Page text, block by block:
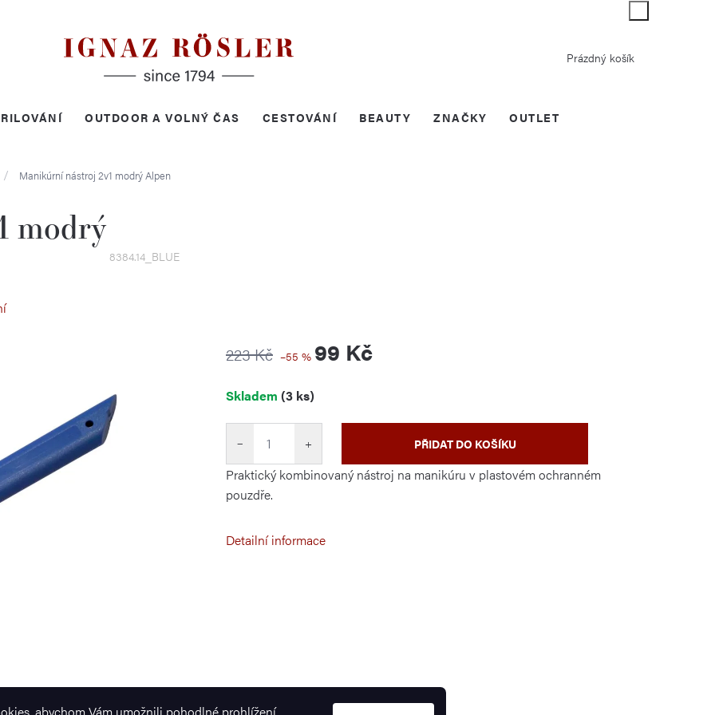
Nákupní
Prázdný košík
OUTDOOR A VOLNÝ ČAS CESTOVÁNÍ BEAUTY OUTLET
ZNAČKY
Manikúrní nástroj 2v1 modrýAlpen
modrý
8384.14_BLUE
223 Kč –55 % 99 Kč
cena:
Skladem (3 ks)
+
− PŘIDAT DO KOŠÍKU
Praktický kombinovaný nástroj na manikúru v plastovém ochranném
pouzdře.
Detailní informace